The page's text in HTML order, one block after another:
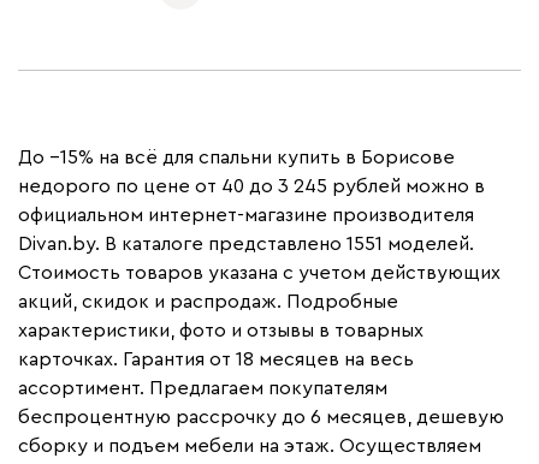
До −15% на всё для спальни купить в Борисове
недорого по цене от 40 до 3 245 рублей можно в
официальном интернет-магазине производителя
Divan.by. В каталоге представлено 1551 моделей.
Стоимость товаров указана с учетом действующих
акций, скидок и распродаж. Подробные
характеристики, фото и отзывы в товарных
карточках. Гарантия от 18 месяцев на весь
ассортимент. Предлагаем покупателям
беспроцентную рассрочку до 6 месяцев, дешевую
сборку и подъем мебели на этаж. Осуществляем